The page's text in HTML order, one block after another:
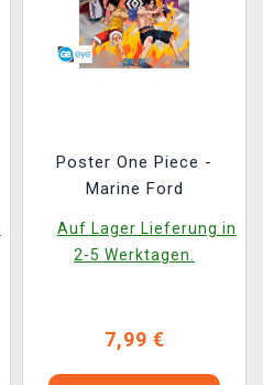
Poster One Piece -
Marine Ford
Auf Lager Lieferung in
2-5 Werktagen.
7,99 €